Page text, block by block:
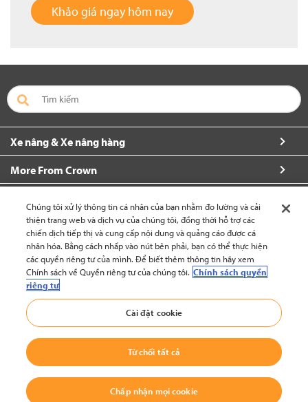
Khảo giá ngay hôm nay
Xe nâng & Xe nâng hàng
More From Crown
Yêu cầu thêm thông tin
Việt Nam (thay đổi)
Trở lại đầu trang
© 2002-2026 Crown Equipment Corporation
Chính sách Bảo vệ Dữ liệu Cá nhân|Điều kiện Sử dụng|Chính Sách Sử
Dụng Dử Liệu
CHÍNH SÁCH VỀ TỐ GIÁC VÀ BẢO VỆ NGƯỜI TỐ GIÁC
Chúng tôi xử lý thông tin cá nhân của bạn nhằm đo lường và cải
thiện trang web và dịch vụ của chúng tôi, đồng thời hỗ trợ các
chiến dịch tiếp thị và cung cấp nội dung và quảng cáo được cá
nhân hóa. Bằng cách nhấp vào nút bên phải, bạn có thể thực hiện
các quyền riêng tư của mình. Để biết thêm thông tin hãy xem
Chính sách về Quyền riêng tư của chúng tôi. Chính sách quyền
riêng tư
Cài đặt cookie
Từ chối tất cả
Chấp nhận mọi cookie